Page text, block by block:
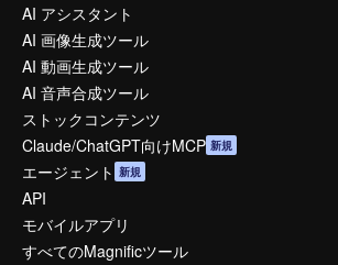
AI アシスタント
AI 画像生成ツール
AI 動画生成ツール
AI 音声合成ツール
ストックコンテンツ
Claude/ChatGPT向けMCP 新規
エージェント 新規
API
モバイルアプリ
すべてのMagnificツール